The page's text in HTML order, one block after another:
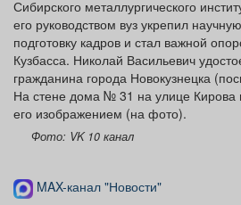
ТВ программа Я -
Сибирского металлургического
его руководством вуз укрепил
подготовку кадров и стал важной
Кузбасса. Николай Васильевич
гражданина города Новокузнецка
На стене дома № 31 на улице Кирова
его изображением (на фото).
Фото: VK 10 канал
MAX-канал "Новости"